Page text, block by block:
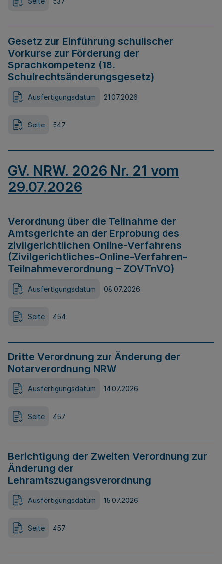
Gesetz zur Einführung schulischer
Vorkurse zur Förderung der
Sprachkompetenz (18.
Schulrechtsänderungsgesetz)
Ausfertigungsdatum 21.07.2026
Seite 547
GV. NRW. 2026 Nr. 21 vom
29.07.2026
Verordnung über die Teilnahme der
Amtsgerichte an der Erprobung des
zivilgerichtlichen Online-Verfahrens
(Zivilgerichtliches-Online-Verfahren-
Teilnahmeverordnung – ZOVTnVO)
Ausfertigungsdatum 08.07.2026
Seite 454
Dritte Verordnung zur Änderung der
Notarverordnung NRW
Ausfertigungsdatum 14.07.2026
Seite 457
Berichtigung der Zweiten Verordnung zur
Änderung der
Lehramtszugangsverordnung
Ausfertigungsdatum 15.07.2026
Seite 457